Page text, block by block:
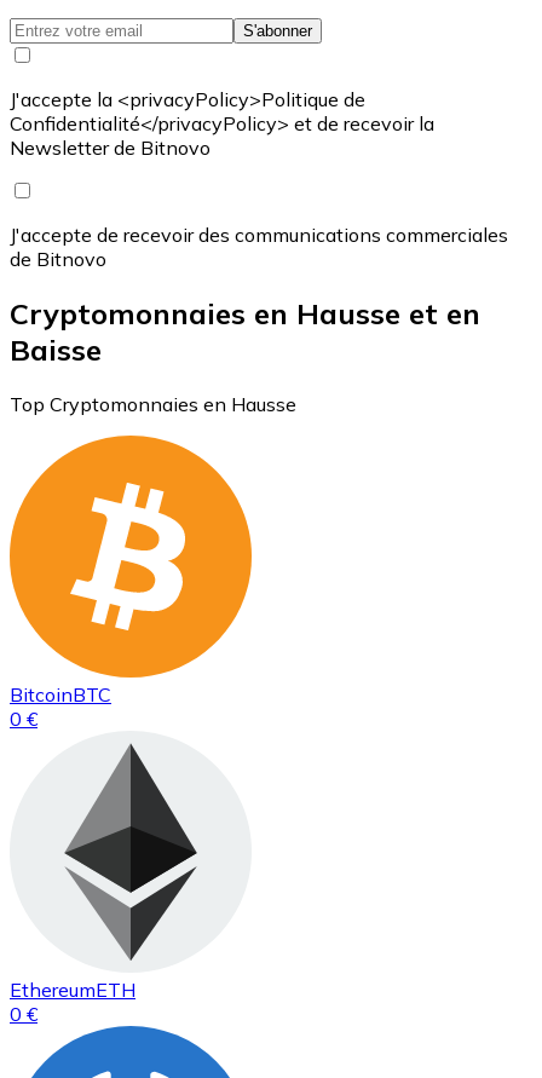
S'abonner
J'accepte la <privacyPolicy>Politique de
Confidentialité</privacyPolicy> et de recevoir la
Newsletter de Bitnovo
J'accepte de recevoir des communications commerciales
de Bitnovo
Cryptomonnaies en Hausse et en
Baisse
Top Cryptomonnaies en Hausse
BitcoinBTC
0 €
EthereumETH
0 €